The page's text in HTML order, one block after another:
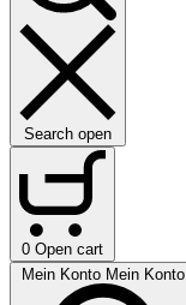
Search open
0 Open cart
Mein Konto Mein Konto